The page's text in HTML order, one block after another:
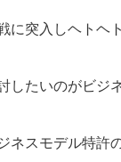
に突入しヘトヘ
したいのがビジ
ネスモデル特許